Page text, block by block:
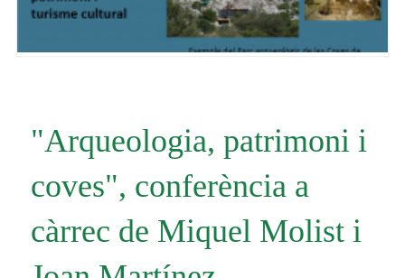
"Arqueologia, patrimoni i
coves", conferència a
càrrec de Miquel Molist i